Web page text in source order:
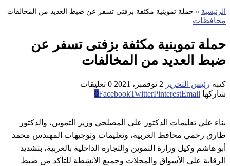
الرئيسية » حملة تموينية مكثفة بزفتى تسفر عن ضبط العديد من المخالفات
محافظات
حملة تموينية مكثفة بزفتى تسفر عن
ضبط العديد من المخالفات
كتبه رئيس التحرير 2 نوفمبر، 2021
0 تعليقات
شاركها
0FacebookTwitterPinterestEmail
بناء علي تعليمات الدكتور علي المصلحي وزير التموين، والدكتور
طارق رحمي محافظ الغربية، وتعليمات وتوجيهات المهندس محمد
أبو هاشم وكيل وزارة التموين والتجاره الداخلية بالغربية، بتشديد
الرقابة علي الأسواق والمحلات وجميع الأنشطة للتأكد من ضبط